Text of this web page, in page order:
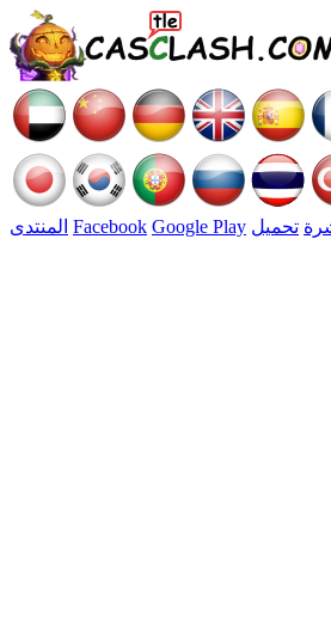
المنتدى Facebook Google Play تحميل